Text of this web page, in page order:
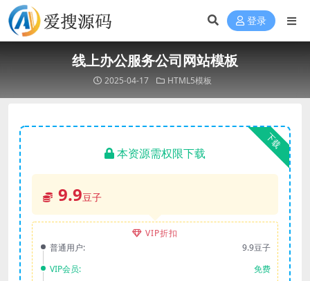
登录
线上办公服务公司网站模板
2025-04-17 HTML5模板
下载
本资源需权限下载
9.9豆子
VIP折扣
普通用户:
9.9豆子
VIP会员:
免费